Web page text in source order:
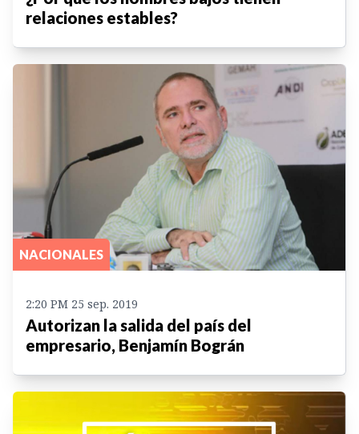
relaciones estables?
NACIONALES
2:20 PM 25 sep. 2019
Autorizan la salida del país del
empresario, Benjamín Bográn